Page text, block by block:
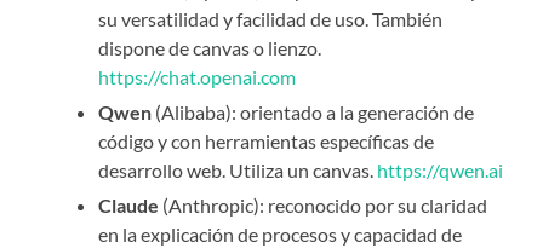
su versatilidad y facilidad de uso. También
dispone de canvas o lienzo.
https://chat.openai.com
Qwen (Alibaba): orientado a la generación de
código y con herramientas específicas de
desarrollo web. Utiliza un canvas. https://qwen.ai
Claude (Anthropic): reconocido por su claridad
en la explicación de procesos y capacidad de